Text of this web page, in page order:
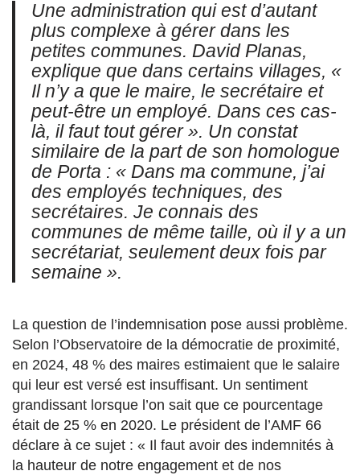
Une administration qui est d’autant
plus complexe à gérer dans les
petites communes. David Planas,
explique que dans certains villages, «
Il n’y a que le maire, le secrétaire et
peut-être un employé. Dans ces cas-
là, il faut tout gérer ». Un constat
similaire de la part de son homologue
de Porta : « Dans ma commune, j’ai
des employés techniques, des
secrétaires. Je connais des
communes de même taille, où il y a un
secrétariat, seulement deux fois par
semaine ».
La question de l’indemnisation pose aussi problème.
Selon l’Observatoire de la démocratie de proximité,
en 2024, 48 % des maires estimaient que le salaire
qui leur est versé est insuffisant. Un sentiment
grandissant lorsque l’on sait que ce pourcentage
était de 25 % en 2020. Le président de l’AMF 66
déclare à ce sujet : « Il faut avoir des indemnités à
la hauteur de notre engagement et de nos